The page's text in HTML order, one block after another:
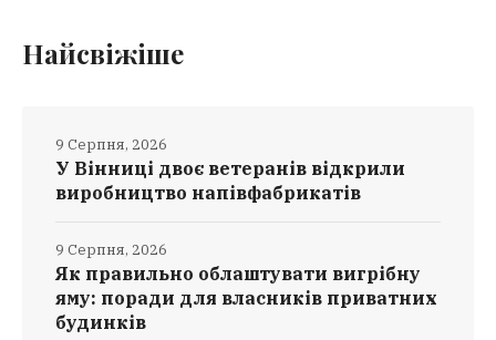
Найсвіжіше
У Вінниці двоє ветеранів відкрили
виробництво напівфабрикатів
9 Серпня, 2026
Як правильно облаштувати вигрібну
яму: поради для власників приватних
будинків
9 Серпня, 2026